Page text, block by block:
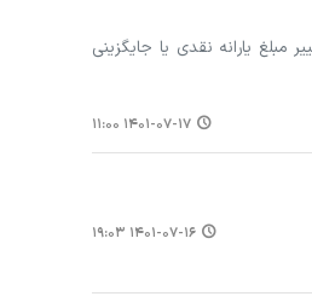
بر تغییر مبلغ یارانه نقدی یا جایگزینی
۱۴۰۱-۰۷-۱۷ ۱۱:۰۰
۱۴۰۱-۰۷-۱۶ ۱۹:۰۳